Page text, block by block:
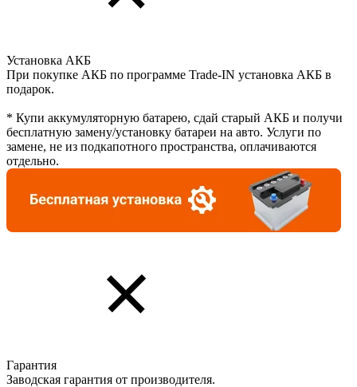
Установка АКБ
При покупке АКБ по программе Trade-IN установка АКБ в
подарок.
* Купи аккумуляторную батарею, сдай старый АКБ и получи
бесплатную замену/установку батареи на авто. Услуги по
замене, не из подкапотного пространства, оплачиваются
отдельно.
Гарантия
Заводская гарантия от производителя.